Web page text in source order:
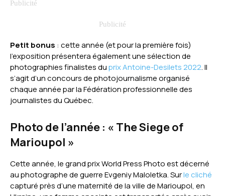
Petit bonus : cette année (et pour la première fois)
l’exposition présentera également une sélection de
photographies finalistes duprix Antoine-Desilets 2022. Il
s’agit d’un concours de photojournalisme organisé
chaque année par la Fédération professionnelle des
journalistes du Québec.
Photo de l’année : « The Siege of
Marioupol »
Cette année, le grand prix World Press Photo est décerné
au photographe de guerre Evgeniy Maloletka. Surle cliché
capturé près d’une maternité de la ville de Marioupol, en